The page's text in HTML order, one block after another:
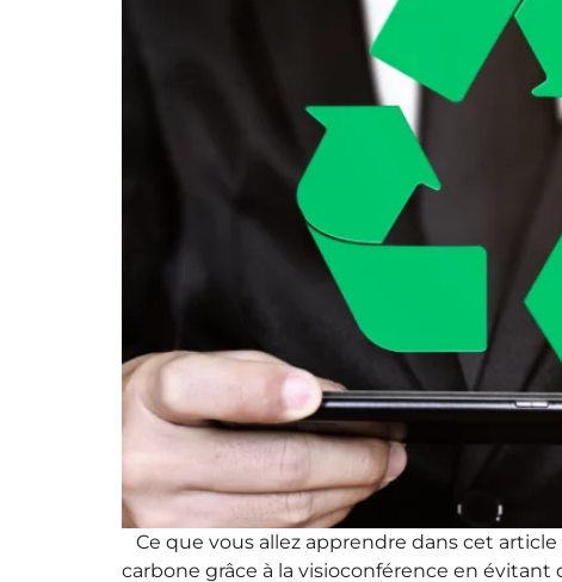
Ce que vous allez apprendre dans cet
carbone grâce à la visioconférence en